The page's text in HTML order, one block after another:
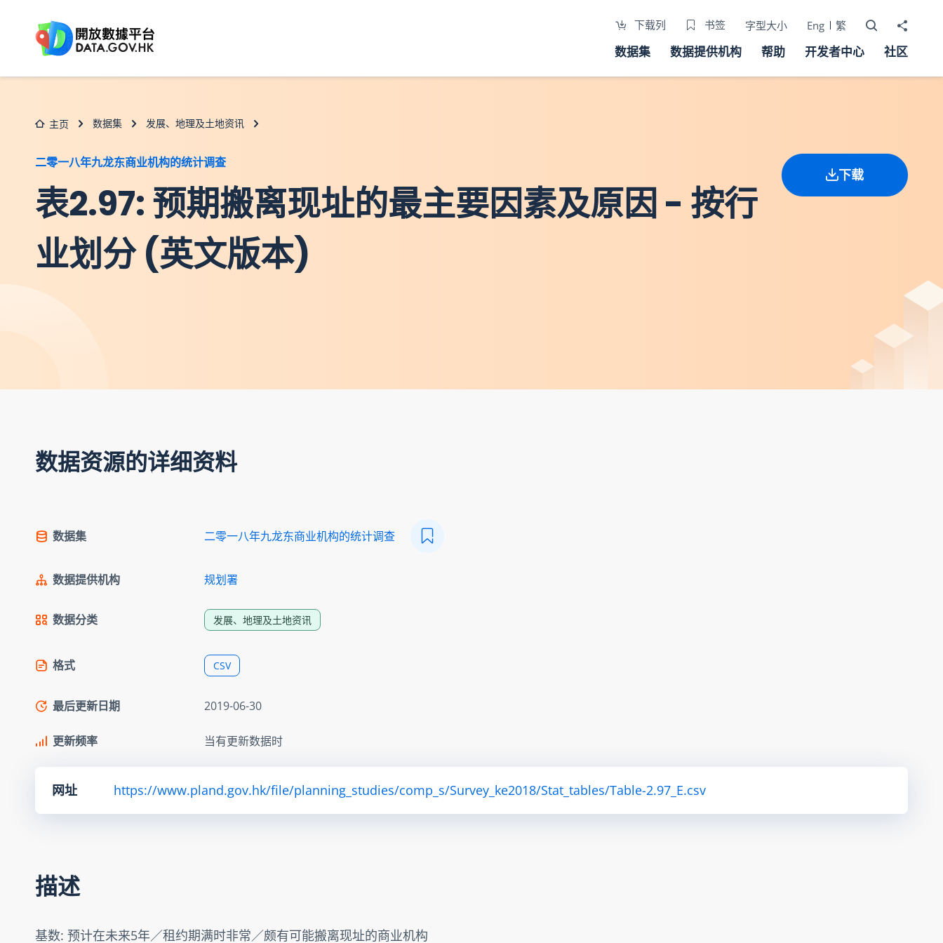
下载列 书签 字型大小 Eng 繁 打开搜寻器
分享至
数据集 数据提供机构 帮助 开发者中心 社区
主页 数据集 发展、地理及土地资讯
二零一八年九龙东商业机构的统计调查
表2.97: 预期搬离现址的最主要因素及原因 - 按行
业划分 (英文版本)
下载
数据资源的详细资料
数据集 二零一八年九龙东商业机构的统计调查
数据提供机构 规划署
数据分类 发展、地理及土地资讯
格式 CSV
最后更新日期 2019-06-30
更新频率 当有更新数据时
网址 https://www.pland.gov.hk/file/planning_studies/comp_s/Survey_ke2018/Stat_tables/Table-2.97_E.csv
描述
基数: 预计在未来5年／租约期满时非常／颇有可能搬离现址的商业机构